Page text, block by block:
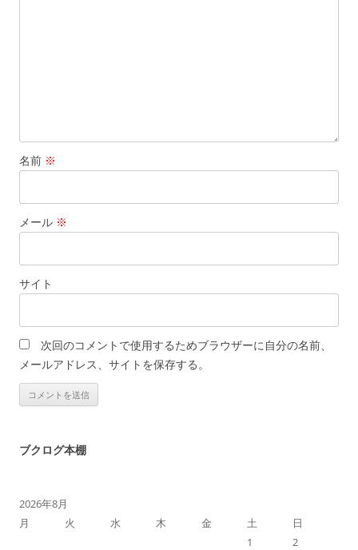
名前 ※
メール ※
サイト
次回のコメントで使用するためブラウザーに自分の名前、
メールアドレス、サイトを保存する。
ブクログ本棚
2026年8月
月
火 水 木 金 土
日
1
2